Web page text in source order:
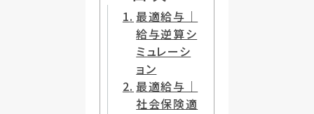
最適給与｜
給与逆算シ
ミュレーシ
ョン
最適給与｜
社会保険適